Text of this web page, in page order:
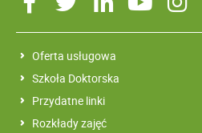
Oferta usługowa
Szkoła Doktorska
Przydatne linki
Rozkłady zajęć